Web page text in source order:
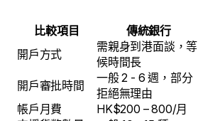
比較項目 傳統銀行
開戶方式
需親身到港面談，等
候時間長
開戶審批時間
一般 2 - 6 週，部分
拒絕無理由
帳戶月費
HK$200 – 800/月